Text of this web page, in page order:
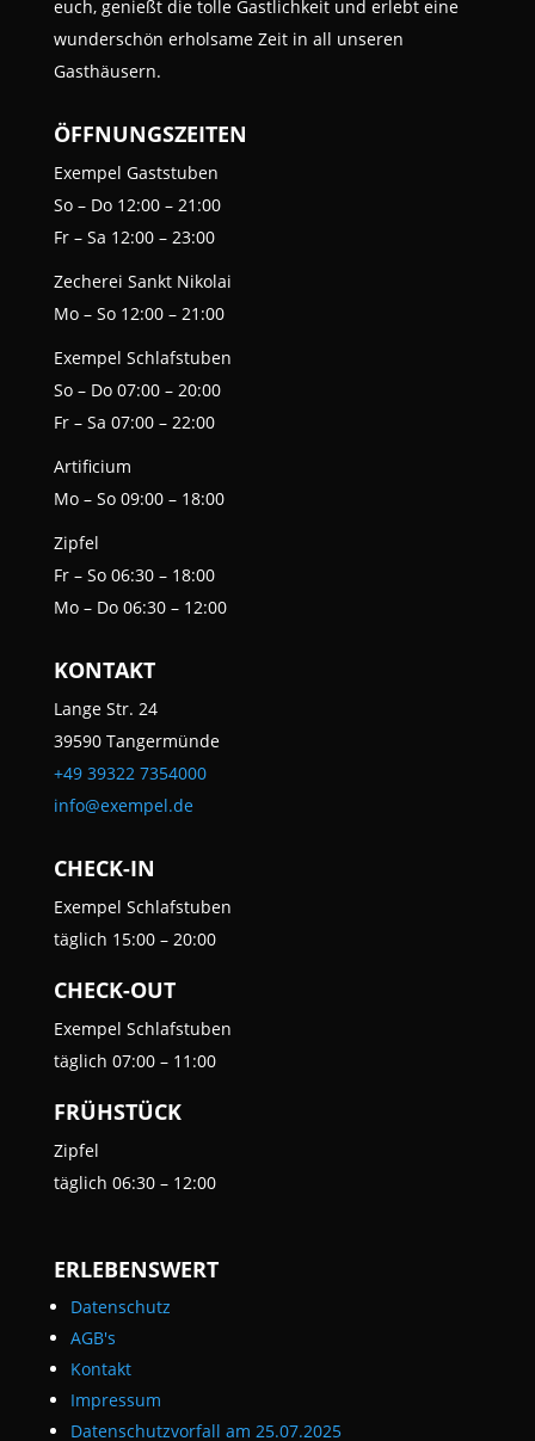
euch, genießt die tolle Gastlichkeit und erlebt eine
wunderschön erholsame Zeit in all unseren
Gasthäusern.
ÖFFNUNGSZEITEN
Exempel Gaststuben
So – Do 12:00 – 21:00
Fr – Sa 12:00 – 23:00
Zecherei Sankt Nikolai
Mo – So 12:00 – 21:00
Exempel Schlafstuben
So – Do 07:00 – 20:00
Fr – Sa 07:00 – 22:00
Artificium
Mo – So 09:00 – 18:00
Zipfel
Fr – So 06:30 – 18:00
Mo – Do 06:30 – 12:00
KONTAKT
Lange Str. 24
39590 Tangermünde
+49 39322 7354000
info@exempel.de
CHECK-IN
Exempel Schlafstuben
täglich 15:00 – 20:00
CHECK-OUT
Exempel Schlafstuben
täglich 07:00 – 11:00
FRÜHSTÜCK
Zipfel
täglich 06:30 – 12:00
ERLEBENSWERT
Datenschutz
AGB's
Kontakt
Impressum
Datenschutzvorfall am 25.07.2025